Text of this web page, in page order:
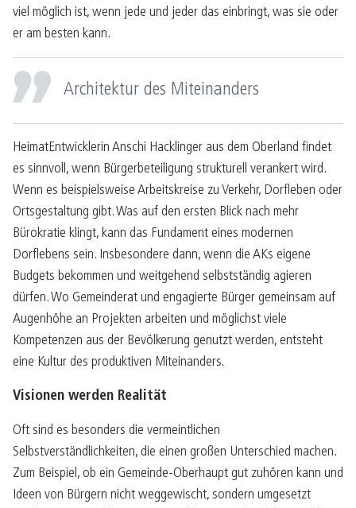
viel möglich ist, wenn jede und jeder das einbringt, was sie oder
er am besten kann.
Architektur des Miteinanders
HeimatEntwicklerin Anschi Hacklinger aus dem Oberland findet
es sinnvoll, wenn Bürgerbeteiligung strukturell verankert wird.
Wenn es beispielsweise Arbeitskreise zu Verkehr, Dorfleben oder
Ortsgestaltung gibt. Was auf den ersten Blick nach mehr
Bürokratie klingt, kann das Fundament eines modernen
Dorflebens sein. Insbesondere dann, wenn die AKs eigene
Budgets bekommen und weitgehend selbstständig agieren
dürfen. Wo Gemeinderat und engagierte Bürger gemeinsam auf
Augenhöhe an Projekten arbeiten und möglichst viele
Kompetenzen aus der Bevölkerung genutzt werden, entsteht
eine Kultur des produktiven Miteinanders.
Visionen werden Realität
Oft sind es besonders die vermeintlichen
Selbstverständlichkeiten, die einen großen Unterschied machen.
Zum Beispiel, ob ein Gemeinde-Oberhaupt gut zuhören kann und
Ideen von Bürgern nicht weggewischt, sondern umgesetzt